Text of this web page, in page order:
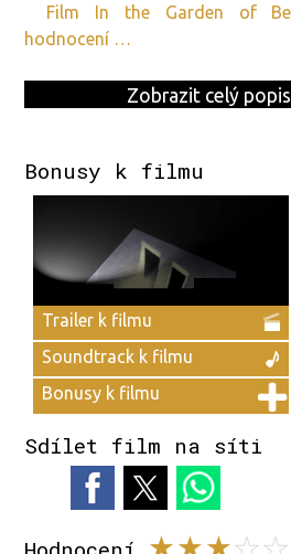
film In the Garden of Beasts 2021 je podle
hodnocení …
Zobrazit celý popis
Bonusy k filmu
Trailer k filmu
Soundtrack k filmu
Bonusy k filmu
Sdílet film na síti